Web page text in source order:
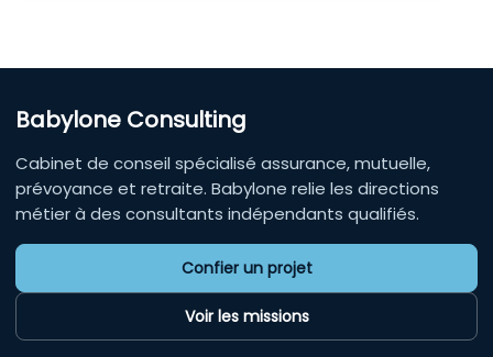
Babylone Consulting
Cabinet de conseil spécialisé assurance, mutuelle,
prévoyance et retraite. Babylone relie les directions
métier à des consultants indépendants qualifiés.
Confier un projet
Voir les missions